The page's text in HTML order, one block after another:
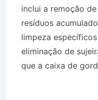
inclui a remoção
resíduos
limpeza
eliminação de
que a caixa de